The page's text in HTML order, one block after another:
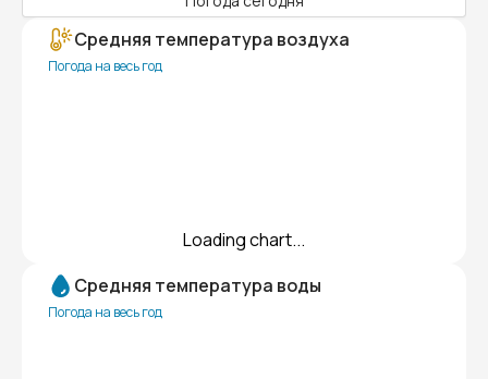
Средняя температура воздуха
Погода на весь год
Loading chart...
Средняя температура воды
Погода на весь год